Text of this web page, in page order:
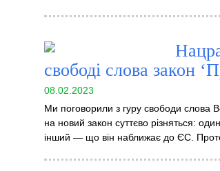
свободі слова закон
08.02.2023
Ми поговорили з гуру свободи слова
на новий закон суттєво різняться:
інший — що він наближає до ЄС. Проте